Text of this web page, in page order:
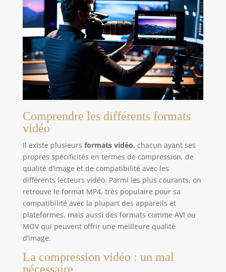
Comprendre les différents formats
vidéo
Il existe plusieurs formats vidéo, chacun ayant ses
propres spécificités en termes de compression, de
qualité d’image et de compatibilité avec les
différents lecteurs vidéo. Parmi les plus courants, on
retrouve le format MP4, très populaire pour sa
compatibilité avec la plupart des appareils et
plateformes, mais aussi des formats comme AVI ou
MOV qui peuvent offrir une meilleure qualité
d’image.
La compression vidéo : un mal
nécessaire